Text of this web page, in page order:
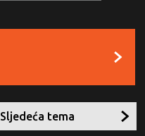
Sljedeća tema